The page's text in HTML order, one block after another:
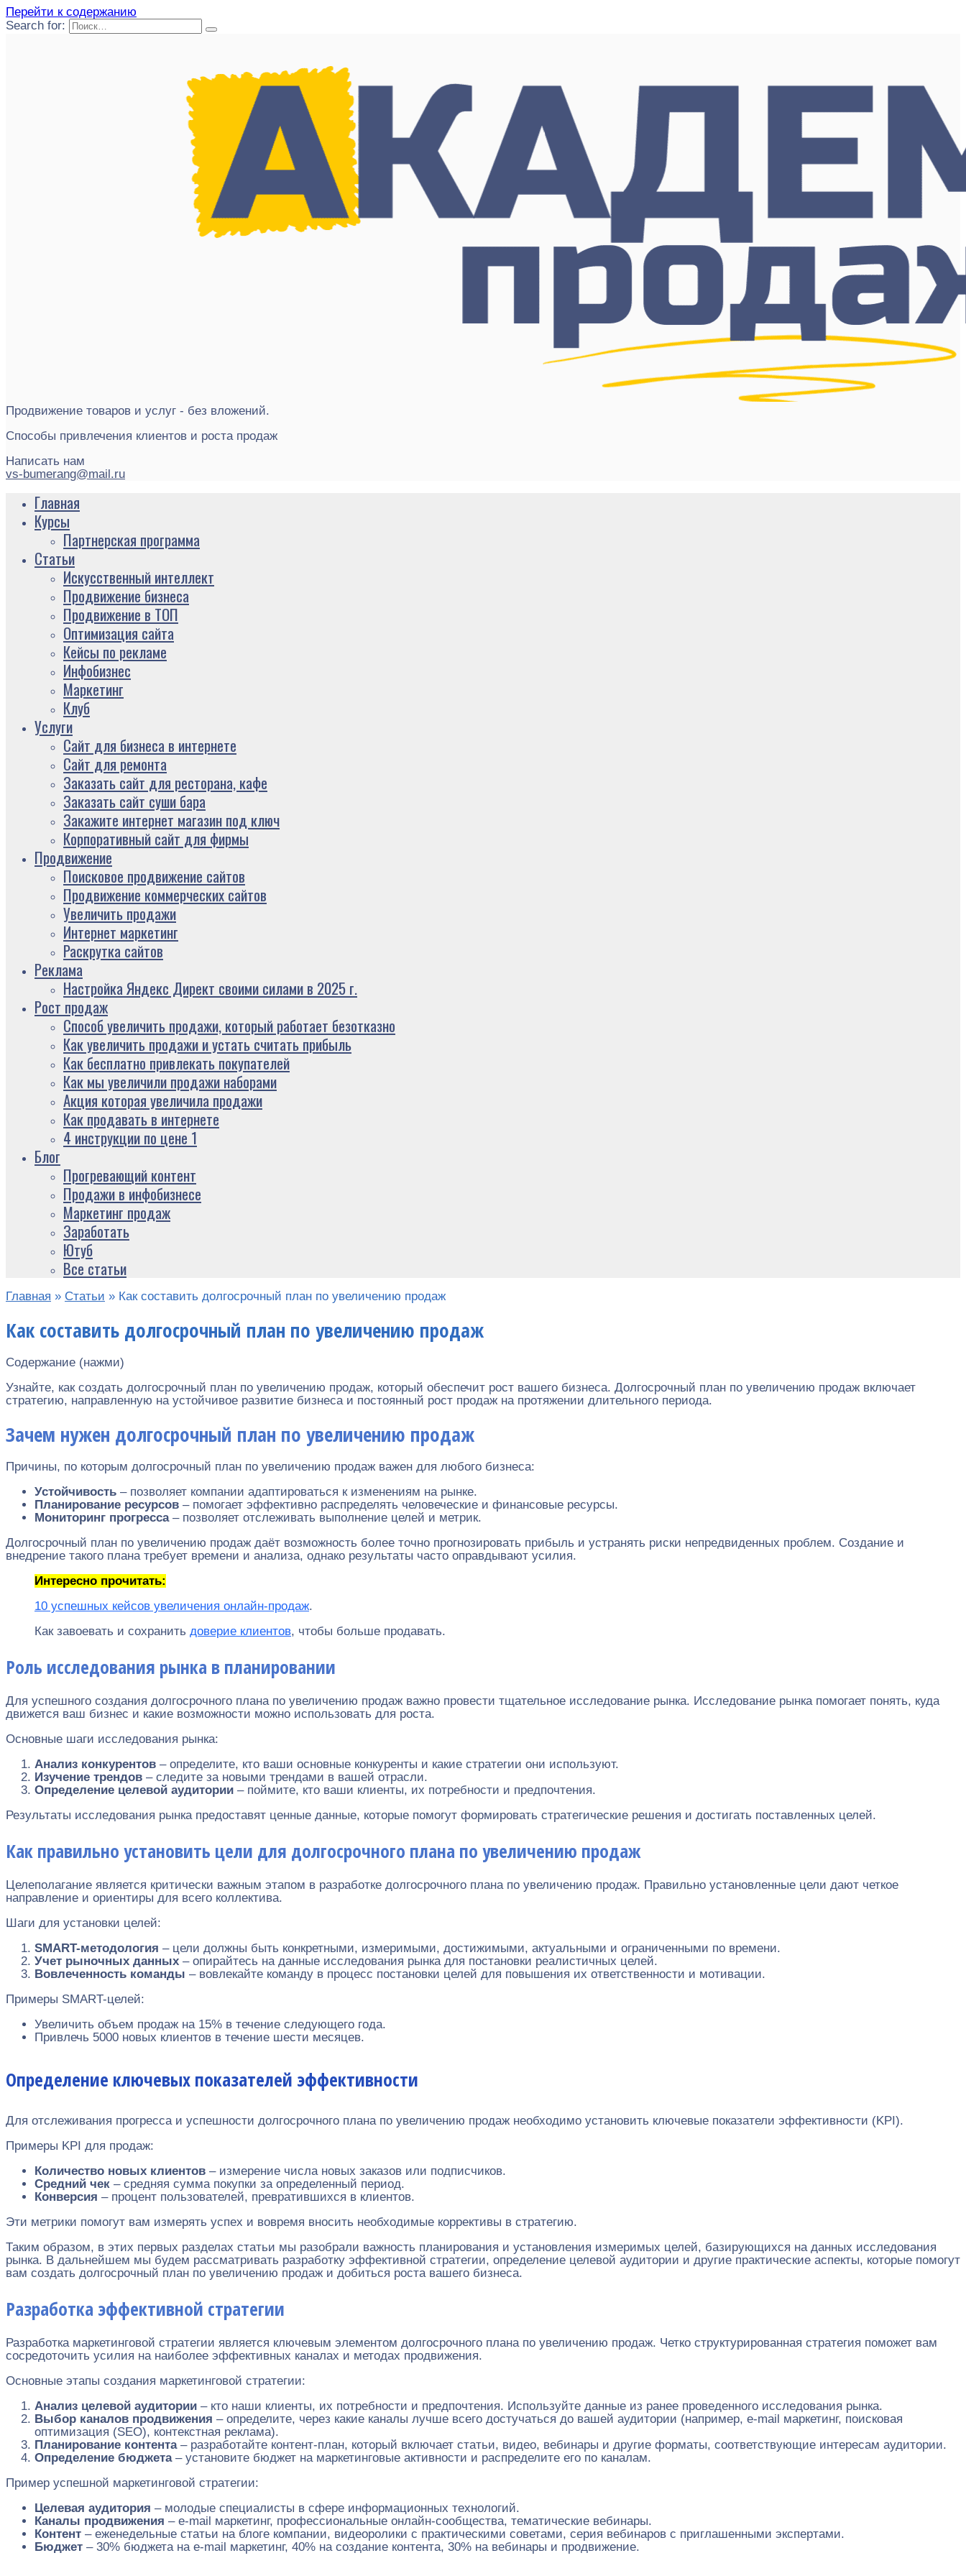
Перейти к содержанию
Search for:
Продвижение товаров и услуг - без вложений.
Способы привлечения клиентов и роста продаж
Написать нам
vs-bumerang@mail.ru
Главная
Курсы
Партнерская программа
Статьи
Искусственный интеллект
Продвижение бизнеса
Продвижение в ТОП
Оптимизация сайта
Кейсы по рекламе
Инфобизнес
Маркетинг
Клуб
Услуги
Сайт для бизнеса в интернете
Сайт для ремонта
Заказать сайт для ресторана, кафе
Заказать сайт суши бара
Закажите интернет магазин под ключ
Корпоративный сайт для фирмы
Продвижение
Поисковое продвижение сайтов
Продвижение коммерческих сайтов
Увеличить продажи
Интернет маркетинг
Раскрутка сайтов
Реклама
Настройка Яндекс Директ своими силами в 2025 г.
Рост продаж
Способ увеличить продажи, который работает безотказно
Как увеличить продажи и устать считать прибыль
Как бесплатно привлекать покупателей
Как мы увеличили продажи наборами
Акция которая увеличила продажи
Как продавать в интернете
4 инструкции по цене 1
Блог
Прогревающий контент
Продажи в инфобизнесе
Маркетинг продаж
Заработать
Ютуб
Все статьи
Главная » Статьи » Как составить долгосрочный план по увеличению продаж
Как составить долгосрочный план по увеличению продаж
Содержание (нажми)
Узнайте, как создать долгосрочный план по увеличению продаж, который обеспечит рост вашего бизнеса. Долгосрочный план по увеличению продаж включает
стратегию, направленную на устойчивое развитие бизнеса и постоянный рост продаж на протяжении длительного периода.
Зачем нужен долгосрочный план по увеличению продаж
Причины, по которым долгосрочный план по увеличению продаж важен для любого бизнеса:
Устойчивость – позволяет компании адаптироваться к изменениям на рынке.
Планирование ресурсов – помогает эффективно распределять человеческие и финансовые ресурсы.
Мониторинг прогресса– позволяет отслеживать выполнение целей и метрик.
Долгосрочный план по увеличению продаж даёт возможность более точно прогнозировать прибыль и устранять риски непредвиденных проблем. Создание и
внедрение такого плана требует времени и анализа, однако результаты часто оправдывают усилия.
Интересно прочитать:
10 успешных кейсов увеличения онлайн-продаж.
Как завоевать и сохранить доверие клиентов, чтобы больше продавать.
Роль исследования рынка в планировании
Для успешного создания долгосрочного плана по увеличению продаж важно провести тщательное исследование рынка. Исследование рынка помогает понять, куда
движется ваш бизнес и какие возможности можно использовать для роста.
Основные шаги исследования рынка:
Анализ конкурентов – определите, кто ваши основные конкуренты и какие стратегии они используют.
Изучение трендов – следите за новыми трендами в вашей отрасли.
Определение целевой аудитории – поймите, кто ваши клиенты, их потребности и предпочтения.
Результаты исследования рынка предоставят ценные данные, которые помогут формировать стратегические решения и достигать поставленных целей.
Как правильно установить цели для долгосрочного плана по увеличению продаж
Целеполагание является критически важным этапом в разработке долгосрочного плана по увеличению продаж. Правильно установленные цели дают четкое
направление и ориентиры для всего коллектива.
Шаги для установки целей:
SMART-методология – цели должны быть конкретными, измеримыми, достижимыми, актуальными и ограниченными по времени.
Учет рыночных данных – опирайтесь на данные исследования рынка для постановки реалистичных целей.
Вовлеченность команды – вовлекайте команду в процесс постановки целей для повышения их ответственности и мотивации.
Примеры SMART-целей:
Увеличить объем продаж на 15% в течение следующего года.
Привлечь 5000 новых клиентов в течение шести месяцев.
Определение ключевых показателей эффективности
Для отслеживания прогресса и успешности долгосрочного плана по увеличению продаж необходимо установить ключевые показатели эффективности (KPI).
Примеры KPI для продаж:
Количество новых клиентов – измерение числа новых заказов или подписчиков.
Средний чек – средняя сумма покупки за определенный период.
Конверсия – процент пользователей, превратившихся в клиентов.
Эти метрики помогут вам измерять успех и вовремя вносить необходимые коррективы в стратегию.
Таким образом, в этих первых разделах статьи мы разобрали важность планирования и установления измеримых целей, базирующихся на данных исследования
рынка. В дальнейшем мы будем рассматривать разработку эффективной стратегии, определение целевой аудитории и другие практические аспекты, которые помогут
вам создать долгосрочный план по увеличению продаж и добиться роста вашего бизнеса.
Разработка эффективной стратегии
Разработка маркетинговой стратегии является ключевым элементом долгосрочного плана по увеличению продаж. Четко структурированная стратегия поможет вам
сосредоточить усилия на наиболее эффективных каналах и методах продвижения.
Основные этапы создания маркетинговой стратегии:
Анализ целевой аудитории – кто наши клиенты, их потребности и предпочтения. Используйте данные из ранее проведенного исследования рынка.
Выбор каналов продвижения – определите, через какие каналы лучше всего достучаться до вашей аудитории (например, e-mail маркетинг, поисковая
оптимизация (SEO), контекстная реклама).
Планирование контента– разработайте контент-план, который включает статьи, видео, вебинары и другие форматы, соответствующие интересам аудитории.
Определение бюджета– установите бюджет на маркетинговые активности и распределите его по каналам.
Пример успешной маркетинговой стратегии:
Целевая аудитория – молодые специалисты в сфере информационных технологий.
Каналы продвижения – e-mail маркетинг, профессиональные онлайн-сообщества, тематические вебинары.
Контент – еженедельные статьи на блоге компании, видеоролики с практическими советами, серия вебинаров с приглашенными экспертами.
Бюджет – 30% бюджета на e-mail маркетинг, 40% на создание контента, 30% на вебинары и продвижение.